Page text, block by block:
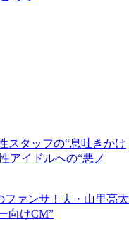
スタッフの“息吐きかけ
アイドルへの“悪ノ
ファンサ！夫・山里亮太
向けCM”